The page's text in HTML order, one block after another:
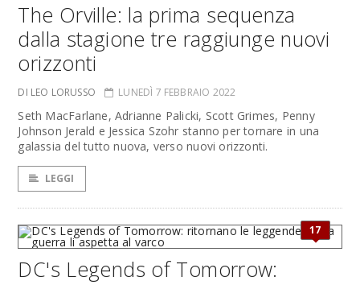
The Orville: la prima sequenza
dalla stagione tre raggiunge nuovi
orizzonti
DI LEO LORUSSO LUNEDÌ 7 FEBBRAIO 2022
Seth MacFarlane, Adrianne Palicki, Scott Grimes, Penny
Johnson Jerald e Jessica Szohr stanno per tornare in una
galassia del tutto nuova, verso nuovi orizzonti.
LEGGI
17
DC's Legends of Tomorrow: